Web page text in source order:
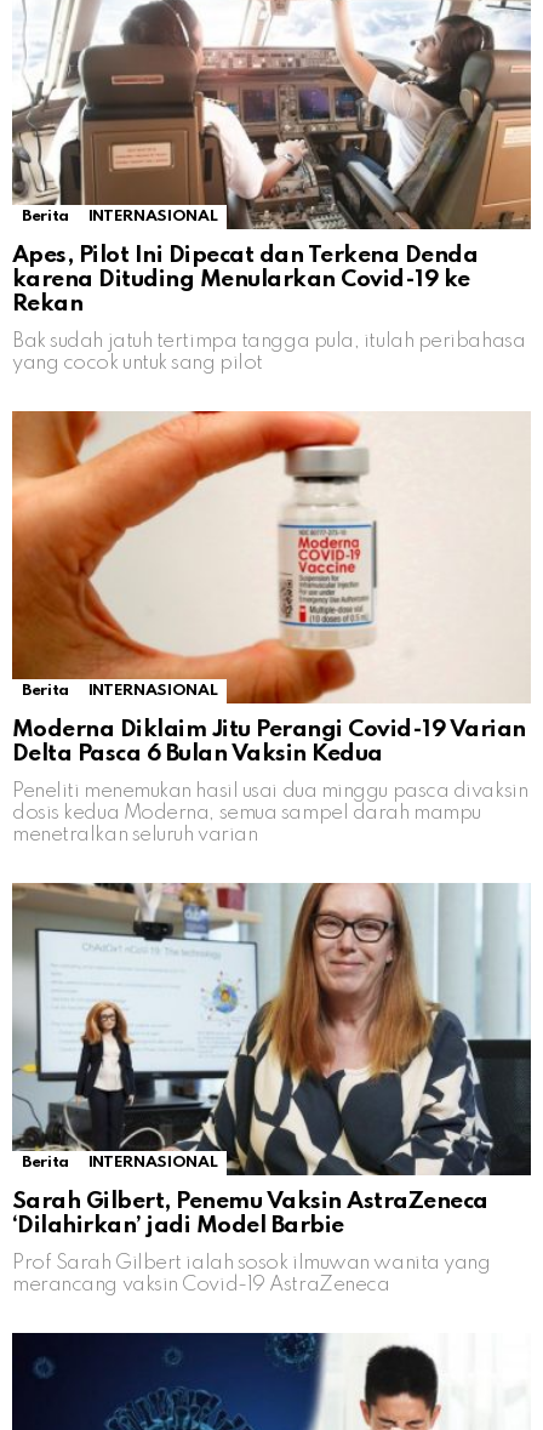
Berita INTERNASIONAL
Apes, Pilot Ini Dipecat dan Terkena Denda
karena Dituding Menularkan Covid-19 ke
Rekan
Bak sudah jatuh tertimpa tangga pula, itulah peribahasa
yang cocok untuk sang pilot
Berita INTERNASIONAL
Moderna Diklaim Jitu Perangi Covid-19 Varian
Delta Pasca 6 Bulan Vaksin Kedua
Peneliti menemukan hasil usai dua minggu pasca divaksin
dosis kedua Moderna, semua sampel darah mampu
menetralkan seluruh varian
Berita INTERNASIONAL
Sarah Gilbert, Penemu Vaksin AstraZeneca
‘Dilahirkan’ jadi Model Barbie
Prof Sarah Gilbert ialah sosok ilmuwan wanita yang
merancang vaksin Covid-19 AstraZeneca